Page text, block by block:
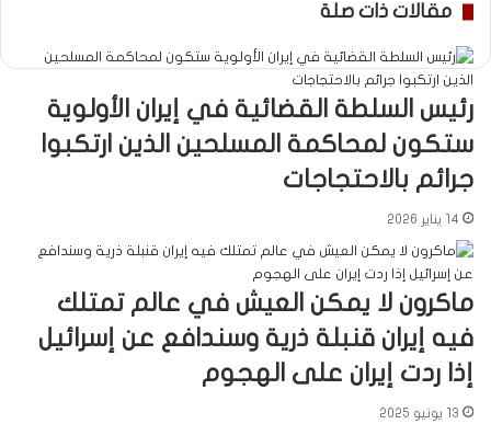
مقالات ذات صلة
رئيس السلطة القضائية في إيران الأولوية
ستكون لمحاكمة المسلحين الذين ارتكبوا
جرائم بالاحتجاجات
14 يناير 2026
ماكرون لا يمكن العيش في عالم تمتلك
فيه إيران قنبلة ذرية وسندافع عن إسرائيل
إذا ردت إيران على الهجوم
13 يونيو 2025